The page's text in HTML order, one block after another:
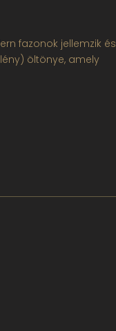
fazonok jellemzik és
öltönye, amely